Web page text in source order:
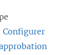
Configurer